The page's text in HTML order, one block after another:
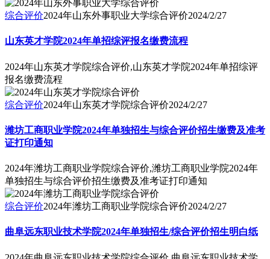
综合评价2024年山东外事职业大学综合评价2024/2/27
山东英才学院2024年单招综评报名缴费流程
2024年山东英才学院综合评价,山东英才学院2024年单招综评
报名缴费流程
综合评价2024年山东英才学院综合评价2024/2/27
潍坊工商职业学院2024年单独招生与综合评价招生缴费及准考
证打印通知
2024年潍坊工商职业学院综合评价,潍坊工商职业学院2024年
单独招生与综合评价招生缴费及准考证打印通知
综合评价2024年潍坊工商职业学院综合评价2024/2/27
曲阜远东职业技术学院2024年单独招生/综合评价招生明白纸